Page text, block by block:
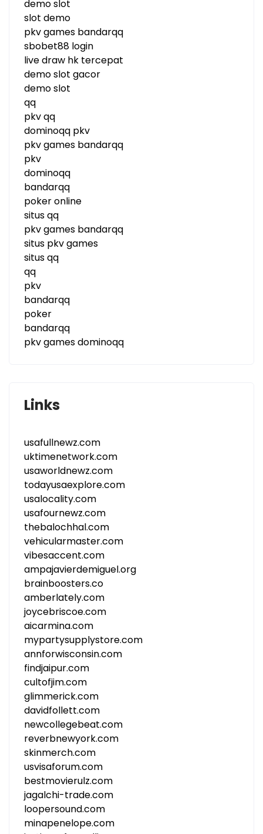
demo slot
slot demo
pkv games bandarqq
sbobet88 login
live draw hk tercepat
demo slot gacor
demo slot
qq
pkv qq
dominoqq pkv
pkv games bandarqq
pkv
dominoqq
bandarqq
poker online
situs qq
pkv games bandarqq
situs pkv games
situs qq
qq
pkv
bandarqq
poker
bandarqq
pkv games dominoqq
Links
usafullnewz.com
uktimenetwork.com
usaworldnewz.com
todayusaexplore.com
usalocality.com
usafournewz.com
thebalochhal.com
vehicularmaster.com
vibesaccent.com
ampajavierdemiguel.org
brainboosters.co
amberlately.com
joycebriscoe.com
aicarmina.com
mypartysupplystore.com
annforwisconsin.com
findjaipur.com
cultofjim.com
glimmerick.com
davidfollett.com
newcollegebeat.com
reverbnewyork.com
skinmerch.com
usvisaforum.com
bestmovierulz.com
jagalchi-trade.com
loopersound.com
minapenelope.com